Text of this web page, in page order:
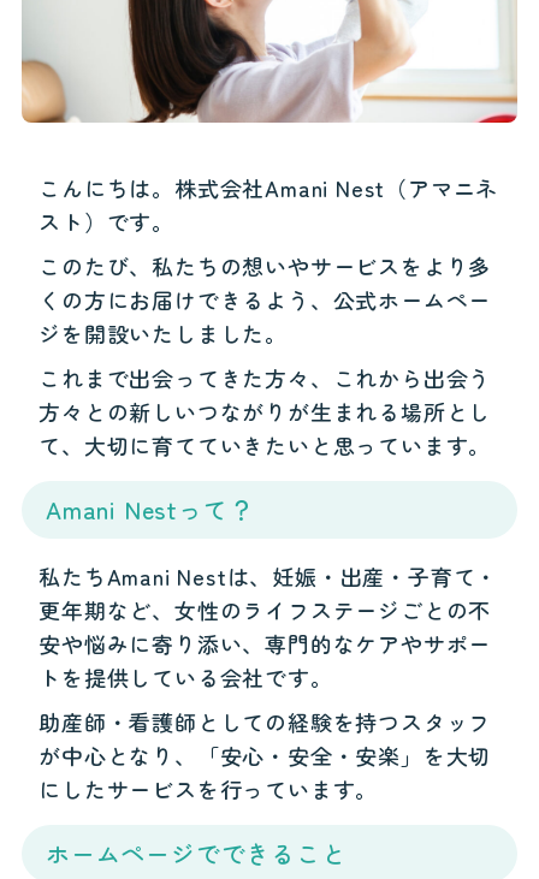
こんにちは。株式会社Amani Nest（アマニネ
スト）です。
このたび、私たちの想いやサービスをより多
くの方にお届けできるよう、公式ホームペー
ジを開設いたしました。
これまで出会ってきた方々、これから出会う
方々との新しいつながりが生まれる場所とし
て、大切に育てていきたいと思っています。
Amani Nestって？
私たちAmani Nestは、妊娠・出産・子育て・
更年期など、女性のライフステージごとの不
安や悩みに寄り添い、専門的なケアやサポー
トを提供している会社です。
助産師・看護師としての経験を持つスタッフ
が中心となり、「安心・安全・安楽」を大切
にしたサービスを行っています。
ホームページでできること